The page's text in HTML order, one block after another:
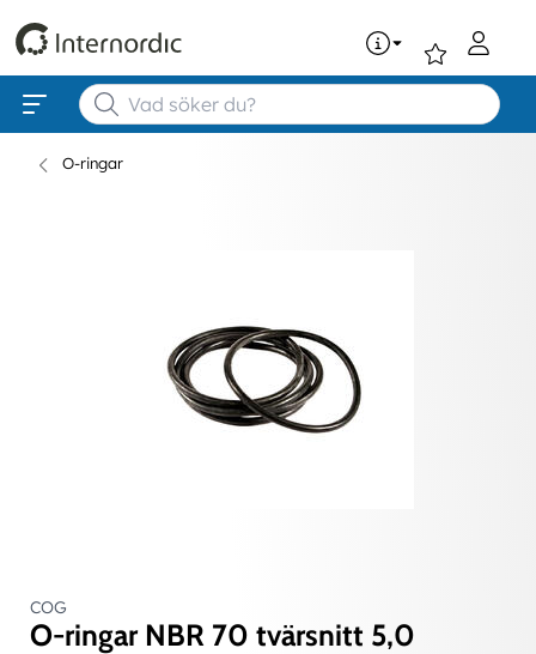
O-ringar
COG
O-ringar NBR 70 tvärsnitt 5,0